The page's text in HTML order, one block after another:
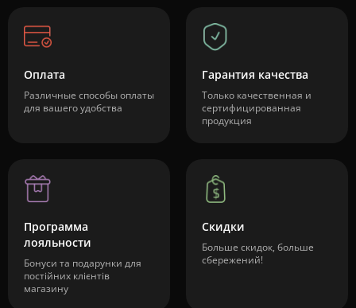
Оплата
Различные способы оплаты
для вашего удобства
Гарантия качества
Только качественная и
сертифицированная
продукция
Программа
лояльности
Бонуси та подарунки для
постійних клієнтів
магазину
Скидки
Больше скидок, больше
сбережений!